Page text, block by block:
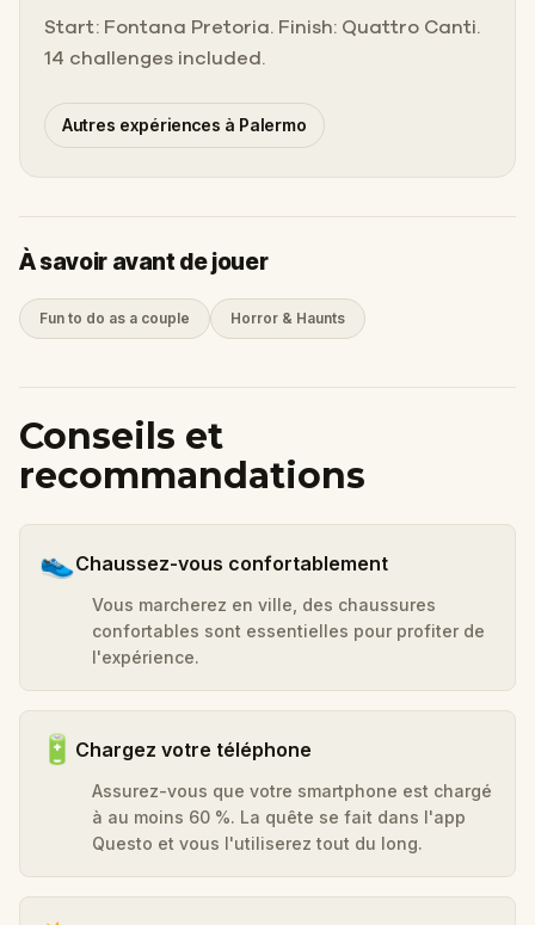
Start: Fontana Pretoria. Finish: Quattro Canti.
14 challenges included.
Autres expériences à Palermo
À savoir avant de jouer
Fun to do as a couple Horror & Haunts
Conseils et
recommandations
👟Chaussez-vous confortablement
Vous marcherez en ville, des chaussures
confortables sont essentielles pour profiter de
l'expérience.
🔋 Chargez votre téléphone
Assurez-vous que votre smartphone est chargé
à au moins 60 %. La quête se fait dans l'app
Questo et vous l'utiliserez tout du long.